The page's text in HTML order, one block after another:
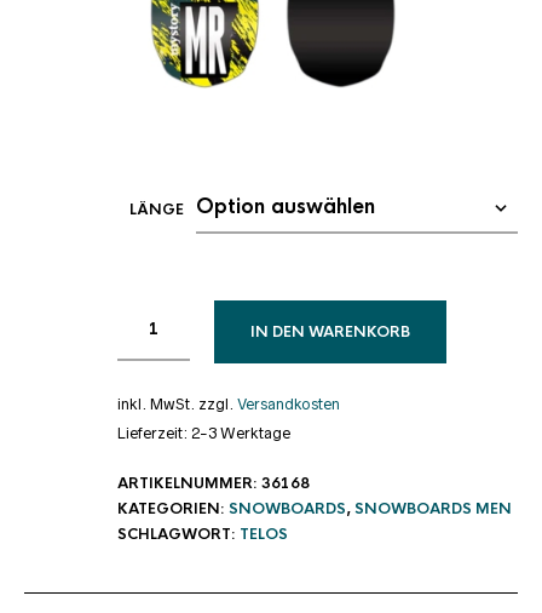
LÄNGE
IN DEN WARENKORB
inkl. MwSt. zzgl. Versandkosten
Lieferzeit: 2-3 Werktage
ARTIKELNUMMER: 36168
KATEGORIEN: SNOWBOARDS,SNOWBOARDS MEN
SCHLAGWORT: TELOS